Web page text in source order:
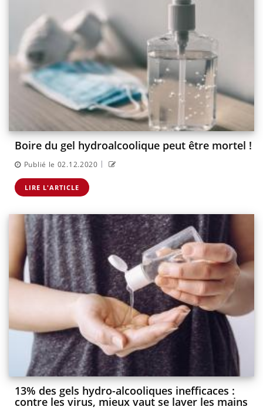
Boire du gel hydroalcoolique peut être mortel !
Publié le 02.12.2020 |
LIRE L'ARTICLE
13% des gels hydro-alcooliques inefficaces :
contre les virus, mieux vaut se laver les mains